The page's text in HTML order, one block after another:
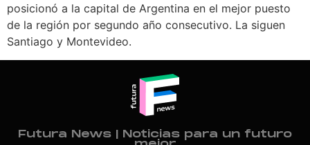
posicionó a la capital de Argentina en el mejor puesto
de la región por segundo año consecutivo. La siguen
Santiago y Montevideo.
Futura News | Noticias para un futuro